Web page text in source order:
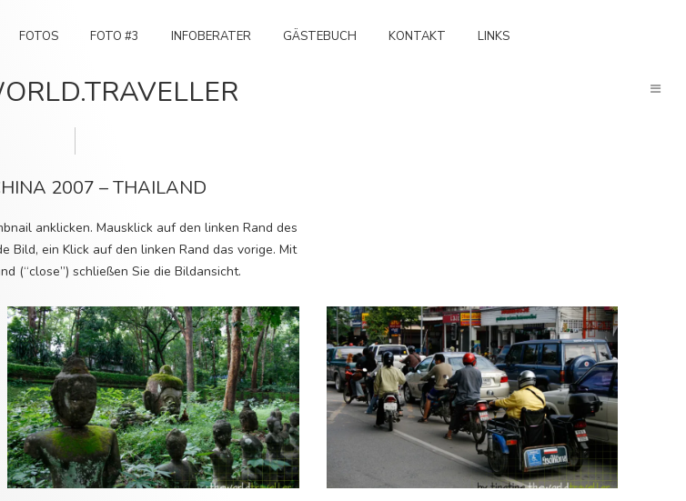
FOTOS FOTO #3 INFOBERATER GÄSTEBUCH KONTAKT LINKS
2007 – THAILAND
anklicken. Mausklick auf den linken Rand des
Bild, ein Klick auf den linken Rand das vorige. Mit
(“close”) schließen Sie die Bildansicht.